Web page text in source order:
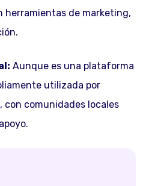
herramientas de marketing,
Aunque es una plataforma
utilizada por
con comunidades locales